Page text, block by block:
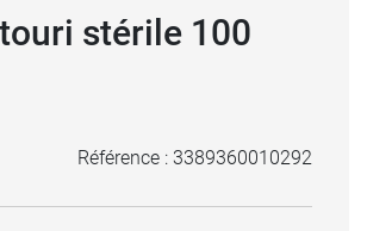
stérile 100
Référence : 3389360010292